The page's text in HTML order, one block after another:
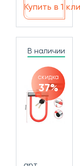
Купить в 1
В наличии
скидка
37%